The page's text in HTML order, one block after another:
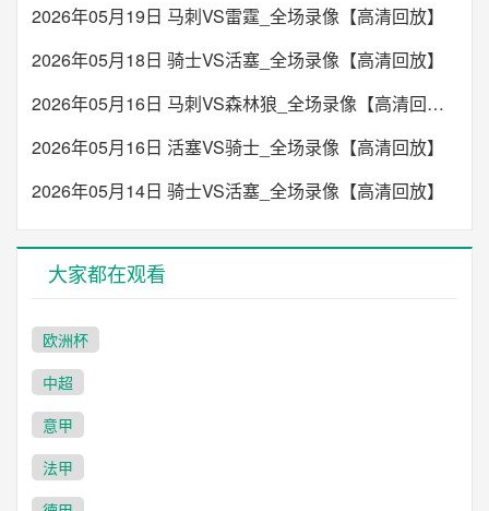
2026年05月19日 马刺VS雷霆_全场录像【高清回放】
2026年05月18日 骑士VS活塞_全场录像【高清回放】
2026年05月16日 马刺VS森林狼_全场录像【高清回放】
2026年05月16日 活塞VS骑士_全场录像【高清回放】
2026年05月14日 骑士VS活塞_全场录像【高清回放】
大家都在观看
欧洲杯
中超
意甲
法甲